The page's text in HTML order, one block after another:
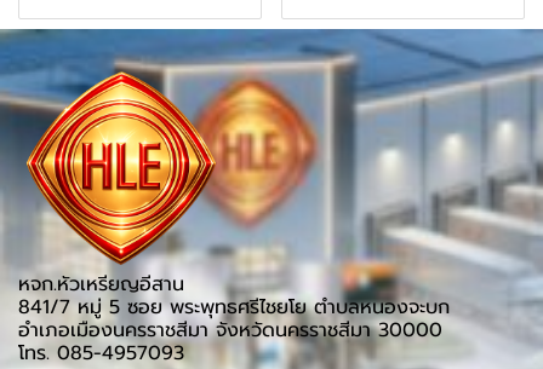
หจก.หัวเหรียญอีสาน
841/7 หมู่ 5 ซอย พระพุทธศรีไชยโย ตำบลหนองจะบก
อำเภอเมืองนครราชสีมา จังหวัดนครราชสีมา 30000
โทร. 085-4957093